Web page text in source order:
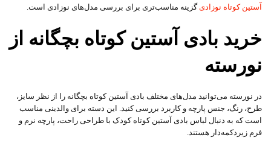
آستین کوتاه نوزادیگزینه مناسب‌تری برای بررسی مدل‌های نوزادی است.
خرید بادی آستین کوتاه بچگانه از
نورسته
در نورسته می‌توانید مدل‌های مختلف بادی آستین کوتاه بچگانه را از نظر سایز،
طرح، رنگ، جنس پارچه و کاربرد بررسی کنید. این دسته برای والدینی مناسب
است که به دنبال لباس بادی آستین کوتاه کودک با طراحی راحت، پارچه نرم و
فرم زیردکمه‌دار هستند.